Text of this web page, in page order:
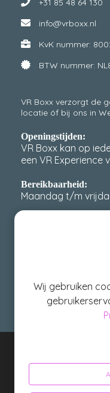
+31 85 48 64 130
info@vrboxx.nl
KvK nummer:
BTW nummer:
VR Boxx verzorgt de
locatie óf bij ons in
Openingstijden:
VR Boxx kan op
een VR Experience
Bereikbaarheid:
Maandag t/m
scoort een
VR Boxx -
Wij gebruiken